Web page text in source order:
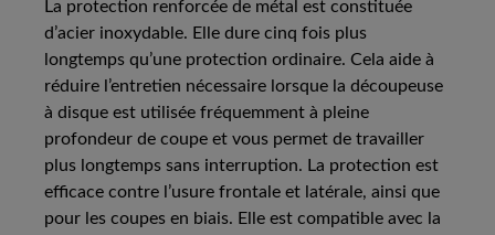
La protection renforcée de métal est constituée
d’acier inoxydable. Elle dure cinq fois plus
longtemps qu’une protection ordinaire. Cela aide à
réduire l’entretien nécessaire lorsque la découpeuse
à disque est utilisée fréquemment à pleine
profondeur de coupe et vous permet de travailler
plus longtemps sans interruption. La protection est
efficace contre l’usure frontale et latérale, ainsi que
pour les coupes en biais. Elle est compatible avec la